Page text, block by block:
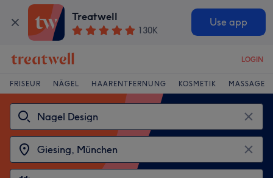
Treatwell
130K
Use app
LOGIN
FRISEUR NÄGEL HAARENTFERNUNG KOSMETIK MASSAGE